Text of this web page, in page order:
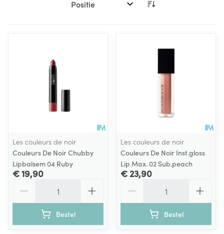
Sorteer op:
Les couleurs de noir
Couleurs De Noir Chubby
Lipbalsem 04 Ruby
€ 19,90
Bestel
Les couleurs de noir
Couleurs De Noir Inst.gloss
Lip Max. 02 Sub.peach
€ 23,90
Bestel